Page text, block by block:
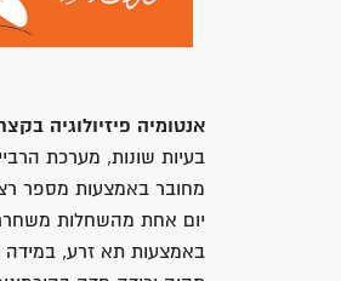
אנטומיה פיזיולוגיה
בעיות שונות, מערכת
יום אחת מהשחלות
באמצעות תא זרע, במידה